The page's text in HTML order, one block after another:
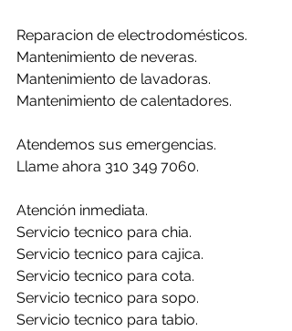
Reparacion de electrodomésticos.
Mantenimiento de neveras.
Mantenimiento de lavadoras.
Mantenimiento de calentadores.
Atendemos sus emergencias.
Llame ahora 310 349 7060.
Atención inmediata.
Servicio tecnico para chia.
Servicio tecnico para cajica.
Servicio tecnico para cota.
Servicio tecnico para sopo.
Servicio tecnico para tabio.